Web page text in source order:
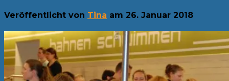
Veröffentlicht von Tina am 26. Januar 2018